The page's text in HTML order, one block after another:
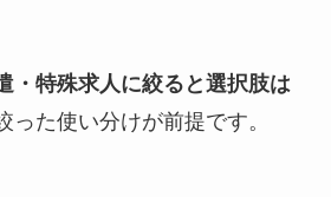
・特殊求人に絞ると選択肢は
った使い分けが前提です。